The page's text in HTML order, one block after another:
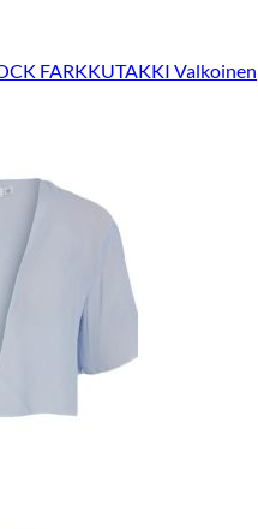
FARKKUTAKKI Valkoinen